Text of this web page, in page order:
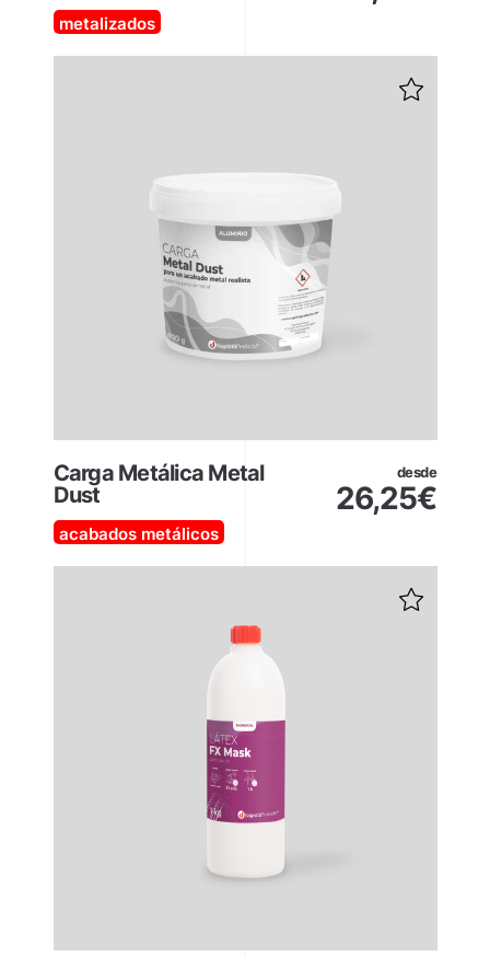
metalizados
Carga Metálica Metal
Dust
acabados metálicos
desde
26,25€